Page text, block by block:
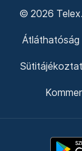
© 2026
Átláthatóság